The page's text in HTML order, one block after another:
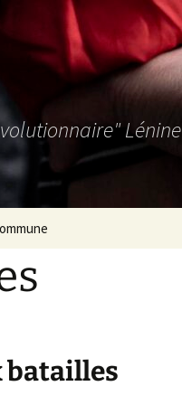
Lénine
batailles